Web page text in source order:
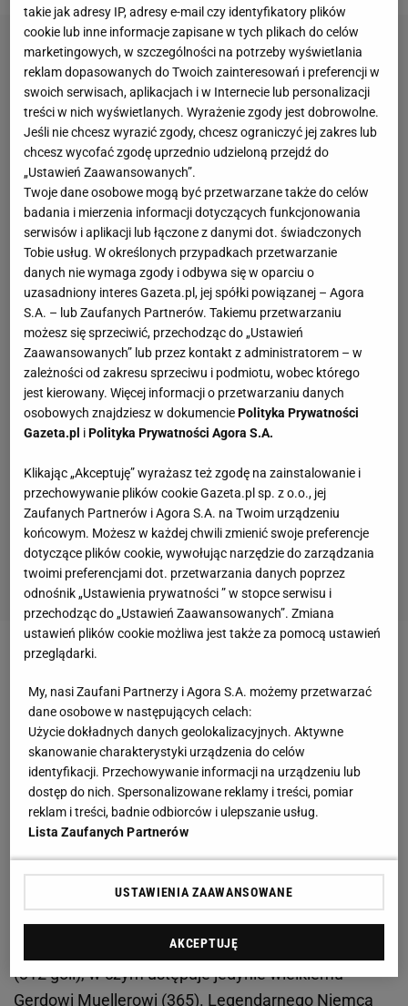
Zobacz wideo
z Portugalią
Lewandowski postawił sobie pomnik
Dziesięć tytułów mistrza Niemiec, cztery Puchary
Niemiec, siedem koron króla strzelców Bundesligi,
dwafinałyLigi Mistrzów, z czego jeden wygrany w
Realowi Madryt na Bernabeu, pięć goli w dziewięć
minut przeciwko Wolfsburgowi. Do tego miano
drugiego najlepszego strzelca w historii Bundesligi
(312 goli), w czym ustępuje jedynie wielkiemu
Gerdowi Muellerowi (365). Legendarnego Niemca
takie jak adresy IP, adresy e-mail czy identyfikatory plików
cookie lub inne informacje zapisane w tych plikach do celów
marketingowych, w szczególności na potrzeby wyświetlania
reklam dopasowanych do Twoich zainteresowań i preferencji w
swoich serwisach, aplikacjach i w Internecie lub personalizacji
treści w nich wyświetlanych. Wyrażenie zgody jest dobrowolne.
Jeśli nie chcesz wyrazić zgody, chcesz ograniczyć jej zakres lub
chcesz wycofać zgodę uprzednio udzieloną przejdź do
„Ustawień Zaawansowanych”.
Twoje dane osobowe mogą być przetwarzane także do celów
badania i mierzenia informacji dotyczących funkcjonowania
serwisów i aplikacji lub łączone z danymi dot. świadczonych
Tobie usług. W określonych przypadkach przetwarzanie
danych nie wymaga zgody i odbywa się w oparciu o
uzasadniony interes Gazeta.pl, jej spółki powiązanej – Agora
S.A. – lub Zaufanych Partnerów. Takiemu przetwarzaniu
możesz się sprzeciwić, przechodząc do „Ustawień
Zaawansowanych” lub przez kontakt z administratorem – w
zależności od zakresu sprzeciwu i podmiotu, wobec którego
jest kierowany. Więcej informacji o przetwarzaniu danych
osobowych znajdziesz w dokumenciePolityka Prywatności
Gazeta.pl iPolityka Prywatności Agora S.A.
Klikając „Akceptuję” wyrażasz też zgodę na zainstalowanie i
przechowywanie plików cookie Gazeta.pl sp. z o.o., jej
Zaufanych Partnerów i Agora S.A. na Twoim urządzeniu
końcowym. Możesz w każdej chwili zmienić swoje preferencje
dotyczące plików cookie, wywołując narzędzie do zarządzania
twoimi preferencjami dot. przetwarzania danych poprzez
odnośnik „Ustawienia prywatności ” w stopce serwisu i
przechodząc do „Ustawień Zaawansowanych”. Zmiana
ustawień plików cookie możliwa jest także za pomocą ustawień
przeglądarki.
My, nasi Zaufani Partnerzy i Agora S.A. możemy przetwarzać
dane osobowe w następujących celach:
Użycie dokładnych danych geolokalizacyjnych. Aktywne
skanowanie charakterystyki urządzenia do celów
identyfikacji. Przechowywanie informacji na urządzeniu lub
dostęp do nich. Spersonalizowane reklamy i treści, pomiar
reklam i treści, badnie odbiorców i ulepszanie usług.
Lista Zaufanych Partnerów
USTAWIENIA ZAAWANSOWANE
AKCEPTUJĘ